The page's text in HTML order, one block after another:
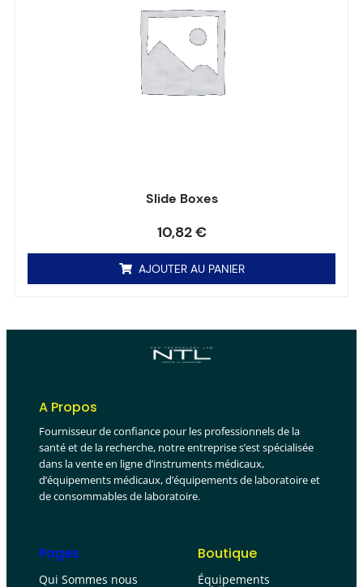
Slide Boxes
10,82€
AJOUTER AU PANIER
A Propos
Fournisseur de confiance pour les professionnels de la
santé et de la recherche, notre entreprise s’est spécialisée
dans la vente en ligne d’instruments médicaux,
d’équipements médicaux, d’équipements de laboratoire et
de consommables de laboratoire.
Pages
Qui Sommes nous
Boutique
Équipements